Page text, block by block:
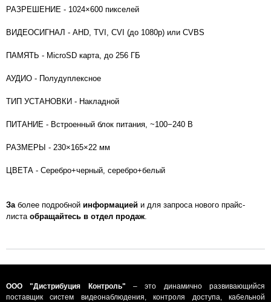
РАЗРЕШЕНИЕ - 1024×600 пикселей
ВИДЕОСИГНАЛ - AHD, TVI, CVI (до 1080p) или CVBS
ПАМЯТЬ - MicroSD карта, до 256 ГБ
АУДИО - Полудуплексное
ТИП УСТАНОВКИ - Накладной
ПИТАНИЕ - Встроенный блок питания, ~100−240 В
РАЗМЕРЫ - 230×165×22 мм
ЦВЕТА - Серебро+черный, серебро+белый
За более подробной информацией и для запроса нового прайс-
листа обращайтесь в отдел продаж
ООО "Дистрибуция Контроль" – это динамично развивающийся
поставщик систем видеонаблюдения, контроля доступа, кабельной